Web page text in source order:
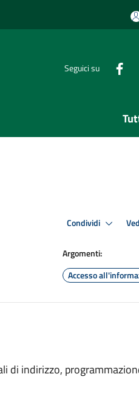
Seguici su
Condividi
Argomenti:
Accesso
di indirizzo,